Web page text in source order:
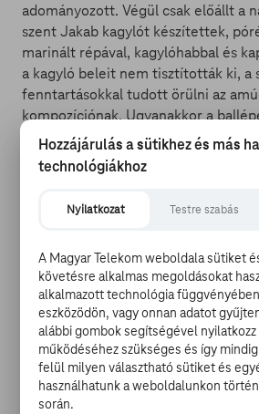
adományozott. Végül csak előállt a
szent Jakab kagylót készítettek,
marinált répával, kagylóhabbal és
a kagyló beleit nem tisztították ki, a
fenntartásokkal tudott örülni az
kompozíciónak. Ugyanakkor a
volt a másik csapat győzelméhez,
fésőkagyót szervíroztak hideg
Az előny tehát a kék csapathoz
versenyszámban szabadon
alapanyagokat (papaya, mangó,
kéksajt, stb) valamint a
burgonyát tartalmazó láda között.
kétséges, ugyanakkor egy
nyakába varrhattak. Ennek
Hozzájárulás a sütikhez és más
technológiákhoz
Nyilatkozat Testre szabás
A Magyar Telekom weboldala sütiket
követésre alkalmas megoldásokat
alkalmazott technológia
eszközödön, vagy onnan adatot
alábbi gombok segítségével
működéséhez szükséges és így
felül milyen választható sütiket és
használhatunk a weboldalunkon
során.